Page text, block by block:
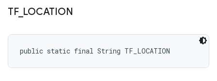
TF_ LOCATION
public static final String TF_LOCATION